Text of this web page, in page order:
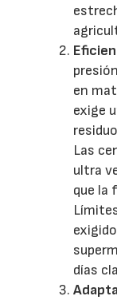
en
exige
Las
ultra
que la
días